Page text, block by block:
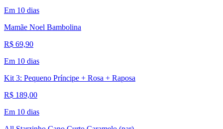
Em 10 dias
Mamãe Noel Bambolina
R$ 69,90
Em 10 dias
Kit 3: Pequeno Príncipe + Rosa + Raposa
R$ 189,00
Em 10 dias